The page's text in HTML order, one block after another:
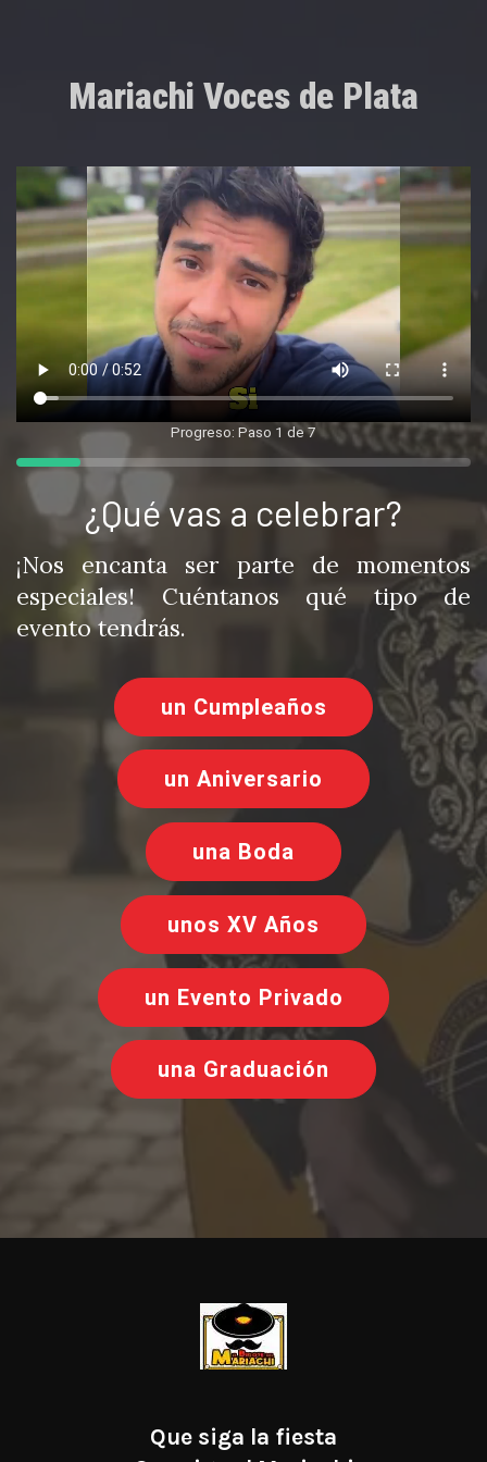
Mariachi Voces de Plata
Progreso: Paso 1 de 7
¿Qué vas a celebrar?
¡Nos encanta ser parte de momentos
especiales! Cuéntanos qué tipo de
evento tendrás.
un Cumpleaños
un Aniversario
una Boda
unos XV Años
un Evento Privado
una Graduación
Que siga la fiesta